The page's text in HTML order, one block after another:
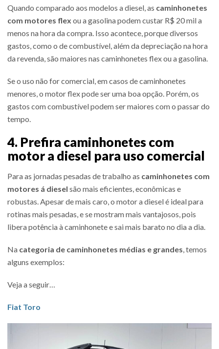
Quando comparado aos modelos a diesel, as caminhonetes
com motores flex ou a gasolina podem custar R$ 20 mil a
menos na hora da compra. Isso acontece, porque diversos
gastos, como o de combustível, além da depreciação na hora
da revenda, são maiores nas caminhonetes flex ou a gasolina.
Se o uso não for comercial, em casos de caminhonetes
menores, o motor flex pode ser uma boa opção. Porém, os
gastos com combustível podem ser maiores com o passar do
tempo.
4. Prefira caminhonetes com
motor a diesel para uso comercial
Para as jornadas pesadas de trabalho as caminhonetes com
motores á diesel são mais eficientes, econômicas e
robustas. Apesar de mais caro, o motor a diesel é ideal para
rotinas mais pesadas, e se mostram mais vantajosos, pois
libera potência à caminhonete e sai mais barato no dia a dia.
Na categoria de caminhonetes médias e grandes, temos
alguns exemplos:
Veja a seguir…
Fiat Toro